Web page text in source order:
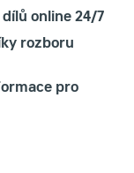
online 24/7
rozboru
pro